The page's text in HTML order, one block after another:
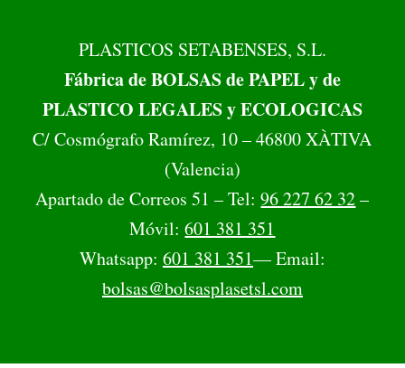
PLASTICOS SETABENSES, S.L.
Fábrica de BOLSAS de PAPEL y de
PLASTICO LEGALES y ECOLOGICAS
C/ Cosmógrafo Ramírez, 10 – 46800 XÀTIVA
(Valencia)
Apartado de Correos 51 – Tel:96 227 62 32–
Móvil:601 381 351
Whatsapp: 601 381 351— Email:
bolsas@bolsasplasetsl.com